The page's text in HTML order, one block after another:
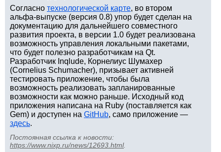
Согласно технологической карте, во втором
альфа-выпуске (версия 0.8) упор будет сделан на
документацию для дальнейшего совместного
развития проекта, в версии 1.0 будет реализована
возможность управления локальными пакетами,
что будет полезно разработчикам на Qt.
Разработчик Inqlude, Корнелиус Шумахер
(Cornelius Schumacher), призывает активней
тестировать приложение, чтобы была
возможность реализовать запланированные
возможности как можно раньше. Исходный код
приложения написана на Ruby (поставляется как
Gem) и доступен на GitHub, само приложение —
здесь.
Постоянная ссылка к новости:
https://www.nixp.ru/news/12693.html.